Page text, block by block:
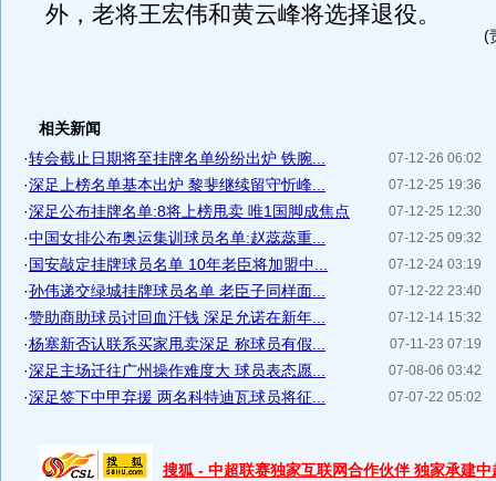
外，老将王宏伟和黄云峰将选择退役。
(
相关新闻
07-12-26 06:02
·转会截止日期将至挂牌名单纷纷出炉 铁腕...
07-12-25 19:36
·深足上榜名单基本出炉 黎斐继续留守忻峰...
07-12-25 12:30
·深足公布挂牌名单:8将上榜甩卖 唯1国脚成焦点
07-12-25 09:32
·中国女排公布奥运集训球员名单:赵蕊蕊重...
07-12-24 03:19
·国安敲定挂牌球员名单 10年老臣将加盟中...
07-12-22 23:40
·孙伟递交绿城挂牌球员名单 老臣子同样面...
07-12-14 15:32
·赞助商助球员讨回血汗钱 深足允诺在新年...
07-11-23 07:19
·杨塞新否认联系买家甩卖深足 称球员有假...
07-08-06 03:42
·深足主场迁往广州操作难度大 球员表态愿...
07-07-22 05:02
·深足签下中甲弃援 两名科特迪瓦球员将征...
搜狐 - 中超联赛独家互联网合作伙伴 独家承建中